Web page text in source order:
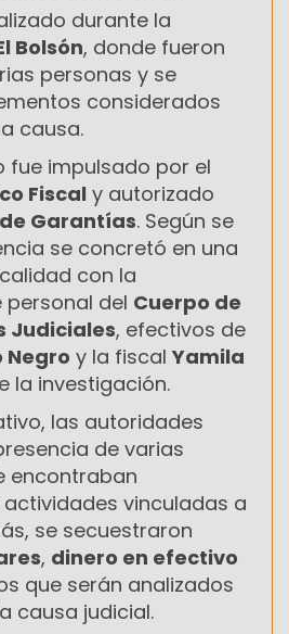
durante la
Bolsón, donde fueron
personas y se
considerados
causa.
fue impulsado por el
Fiscal y autorizado
Garantías. Según se
se concretó en una
con la
del Cuerpo de
Judiciales, efectivos de
Negro y la fiscal Yamila
la investigación.
las autoridades
de varias
encontraban
vinculadas a
se secuestraron
, dinero en efectivo
que serán analizados
causa judicial.